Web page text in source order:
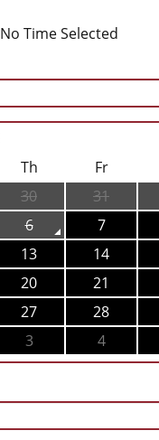
No Time Selected
Th
Fr
30
31
6
7
13
14
20
21
27
28
3 4